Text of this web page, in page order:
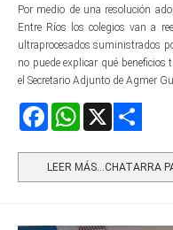
Por medio de una resolución
Entre Ríos los colegios van a
ultraprocesados suministrados
no puede explicar qué
el Secretario Adjunto de Agmer
FacebookWhatsApp
LEER MÁS…CHATARRA